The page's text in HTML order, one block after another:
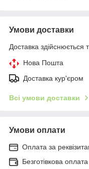
Умови доставки
Доставка здійснюється
Нова Пошта
Доставка кур'єром
Всі умови доставки
Умови оплати
Оплата за
Безготівкова оплата